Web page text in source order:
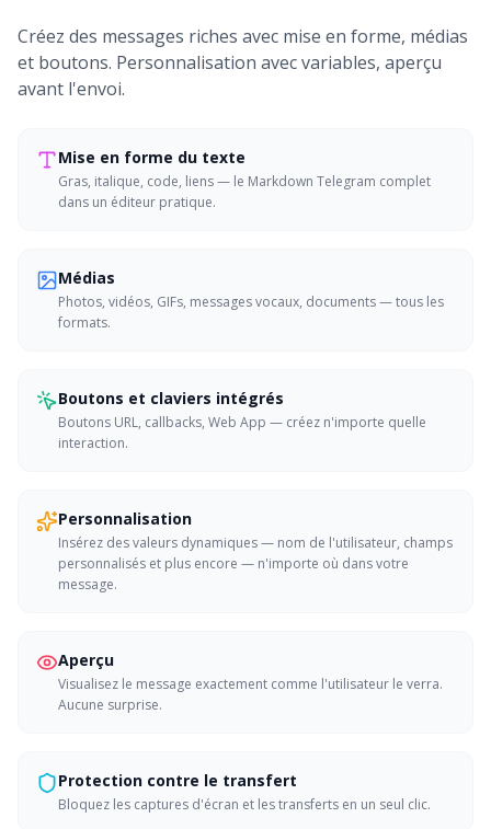
Créez des messages riches avec mise en forme, médias
et boutons. Personnalisation avec variables, aperçu
avant l'envoi.
Mise en forme du texte
Gras, italique, code, liens — le Markdown Telegram complet
dans un éditeur pratique.
Médias
Photos, vidéos, GIFs, messages vocaux, documents — tous les
formats.
Boutons et claviers intégrés
Boutons URL, callbacks, Web App — créez n'importe quelle
interaction.
Personnalisation
Insérez des valeurs dynamiques — nom de l'utilisateur, champs
personnalisés et plus encore — n'importe où dans votre
message.
Aperçu
Visualisez le message exactement comme l'utilisateur le verra.
Aucune surprise.
Protection contre le transfert
Bloquez les captures d'écran et les transferts en un seul clic.